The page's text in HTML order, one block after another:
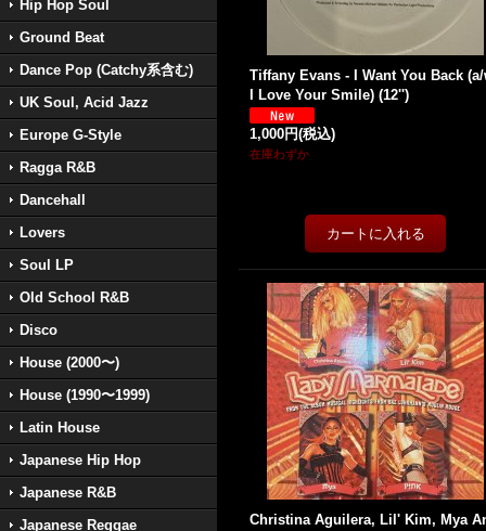
Hip Hop Soul
Ground Beat
Dance Pop (Catchy系含む)
UK Soul, Acid Jazz
Europe G-Style
Ragga R&B
Dancehall
Lovers
Soul LP
Old School R&B
Disco
House (2000〜)
House (1990〜1999)
Latin House
Japanese Hip Hop
Japanese R&B
Japanese Reggae
Tiffany Evans - I Want You Back
I Love Your Smile) (12'')
1,000円(税込)
在庫わずか
Christina Aguilera, Lil' Kim, Mya